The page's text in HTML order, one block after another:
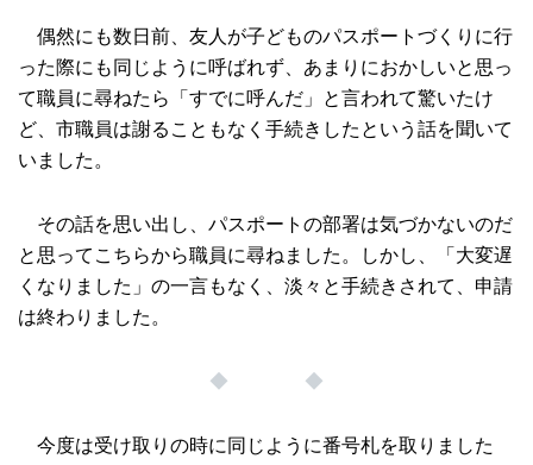
偶然にも数日前、友人が子どものパスポートづくりに行
った際にも同じように呼ばれず、あまりにおかしいと思っ
て職員に尋ねたら「すでに呼んだ」と言われて驚いたけ
ど、市職員は謝ることもなく手続きしたという話を聞いて
いました。
その話を思い出し、パスポートの部署は気づかないのだ
と思ってこちらから職員に尋ねました。しかし、「大変遅
くなりました」の一言もなく、淡々と手続きされて、申請
は終わりました。
◆ ◆
今度は受け取りの時に同じように番号札を取りました